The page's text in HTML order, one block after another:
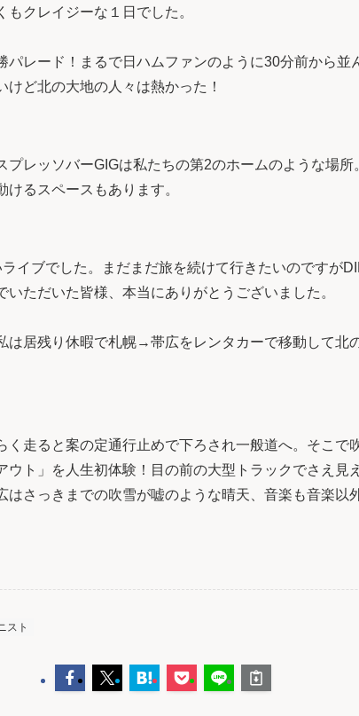
クレイジーな１日でした。
パレード！まるで日ハムファンのように30分前から並
ど北の大地の人々は熱かった！
プレッソバーGIGは私たちの第2のホームのような場所
るスペースもあります。
イブでした。まだまだ旅を続けて行きたいのですが
ただいた皆様、本当にありがとうございました。
は居残り休暇で札幌→帯広をレンタカーで移動して北
く走ると案の定通行止めで下ろされ一般道へ。そこで
ウト」を人生初体験！目の前の大型トラックでさえ見
はさっきまでの吹雪が嘘のような晴天、音楽も音楽以
スト